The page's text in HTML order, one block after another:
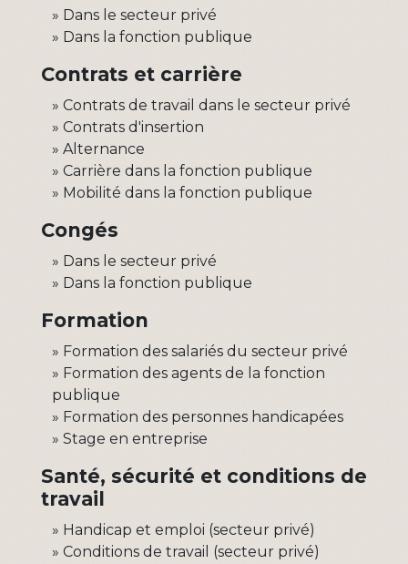
Dans le secteur privé
Dans la fonction publique
Contrats et carrière
Contrats de travail dans le secteur privé
Contrats d'insertion
Alternance
Carrière dans la fonction publique
Mobilité dans la fonction publique
Congés
Dans le secteur privé
Dans la fonction publique
Formation
Formation des salariés du secteur privé
Formation des agents de la fonction
publique
Formation des personnes handicapées
Stage en entreprise
Santé, sécurité et conditions de
travail
Handicap et emploi (secteur privé)
Conditions de travail (secteur privé)